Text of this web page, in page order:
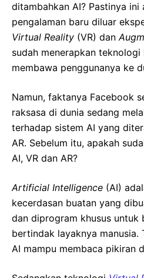
ditambahkan AI? Pastinya ini
pengalaman baru diluar
Virtual Reality (VR) dan
sudah menerapkan teknologi
membawa penggunanya ke
Namun, faktanya Facebook
raksasa di dunia sedang
terhadap sistem AI yang
AR. Sebelum itu, apakah
AI, VR dan AR?
Artificial Intelligence (AI)
kecerdasan buatan yang
dan diprogram khusus untuk
bertindak layaknya manusia.
AI mampu membaca pikiran